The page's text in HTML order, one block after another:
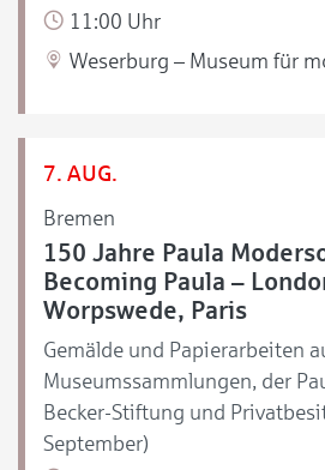
11:00 Uhr
Weserburg – Museum für
7. AUG.
Bremen
150 Jahre Paula
Becoming Paula –
Worpswede, Paris
Gemälde und Papierarbeiten
Museumssammlungen, der
Becker-Stiftung und
September)